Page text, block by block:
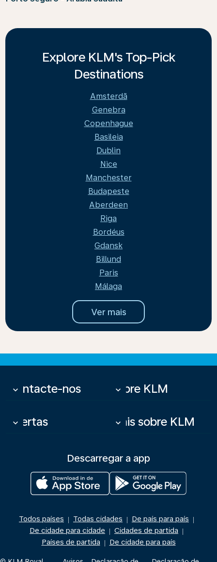
Explore KLM's Top-Pick
Destinations
Amsterdã
Genebra
Copenhague
Basileia
Dublin
Nice
Manchester
Budapeste
Aberdeen
Riga
Bordéus
Gdansk
Billund
Paris
Málaga
Ver mais
Contacte-nos
keyboard_arrow_down Sobre KLM
keyboard_arrow_down
Ofertas
keyboard_arrow_down Mais sobre KLM
keyboard_arrow_down
Descarregar a app
Todos países | Todas cidades | De país para país |
De cidade para cidade | Cidades de partida |
Países de partida | De cidade para país